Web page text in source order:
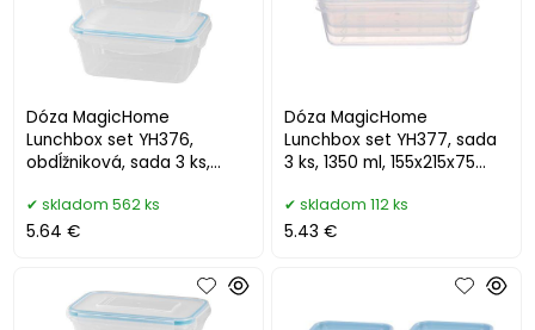
Dóza MagicHome
Lunchbox set YH376,
obdĺžniková, sada 3 ks,
skladom 562 ks
5.64 €
Dóza MagicHome
Lunchbox set YH377, sada
3 ks, 1350 ml, 155x215x75
skladom 112 ks
5.43 €